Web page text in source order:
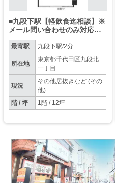
■九段下駅【軽飲食迄相談】※
メール問い合わせのみ対応可
最寄駅 九段下駅/2分
所在地
東京都千代田区九段北
一丁目
現況
その他居抜きなど (その
他)
階 / 坪
1階 / 12坪